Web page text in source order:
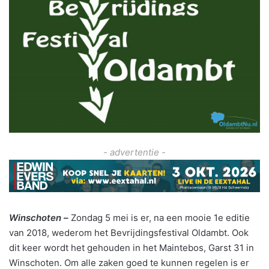
- advertentie -
Winschoten – Zondag 5 mei is er, na een mooie 1e editie
van 2018, wederom het Bevrijdingsfestival Oldambt. Ook
dit keer wordt het gehouden in het Maintebos, Garst 31 in
Winschoten. Om alle zaken goed te kunnen regelen is er